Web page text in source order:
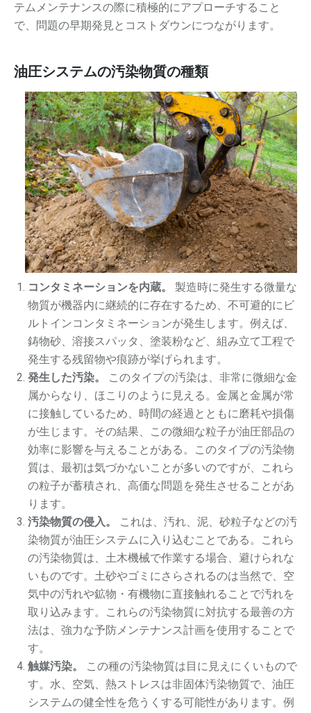
テムメンテナンスの際に積極的にアプローチすること
で、問題の早期発見とコストダウンにつながります。
油圧システムの汚染物質の種類
コンタミネーションを内蔵。
製造時に発生する微量な
物質が機器内に継続的に存在するため、不可避的にビ
ルトインコンタミネーションが発生します。例えば、
鋳物砂、溶接スパッタ、塗装粉など、組み立て工程で
発生する残留物や痕跡が挙げられます。
発生した汚染。
このタイプの汚染は、非常に微細な金
属からなり、ほこりのように見える。金属と金属が常
に接触しているため、時間の経過とともに磨耗や損傷
が生じます。その結果、この微細な粒子が油圧部品の
効率に影響を与えることがある。このタイプの汚染物
質は、最初は気づかないことが多いのですが、これら
の粒子が蓄積され、高価な問題を発生させることがあ
ります。
汚染物質の侵入。
これは、汚れ、泥、砂粒子などの汚
染物質が油圧システムに入り込むことである。これら
の汚染物質は、土木機械で作業する場合、避けられな
いものです。土砂やゴミにさらされるのは当然で、空
気中の汚れや鉱物・有機物に直接触れることで汚れを
取り込みます。これらの汚染物質に対抗する最善の方
法は、強力な予防メンテナンス計画を使用することで
す。
触媒汚染。
この種の汚染物質は目に見えにくいもので
す。水、空気、熱ストレスは非固体汚染物質で、油圧
システムの健全性を危うくする可能性があります。例